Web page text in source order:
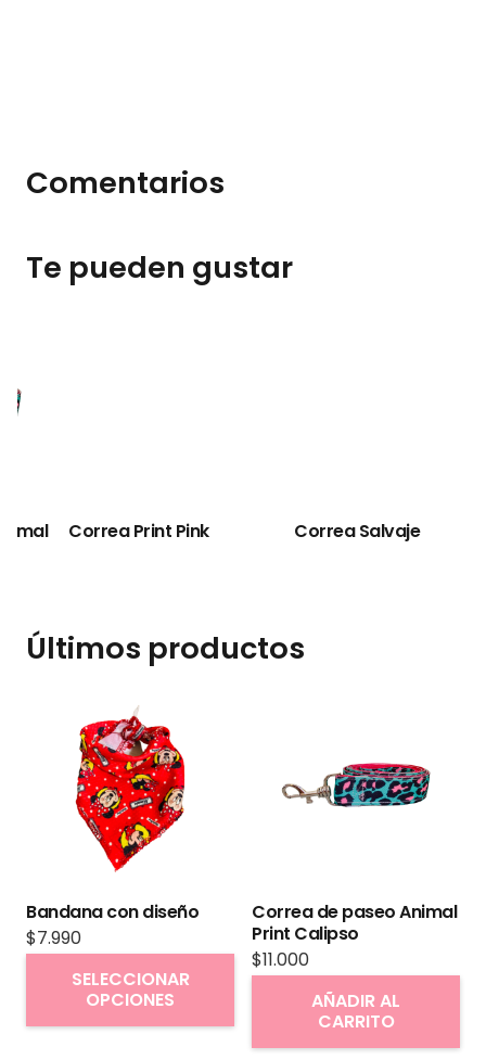
Comentarios
Te pueden gustar
Correa Print Pink Correa Salvaje
Últimos productos
Bandana con diseño
$7.990
SELECCIONAR
OPCIONES
Este
producto
tiene
Correa de paseo Animal
Print Calipso
$11.000
AÑADIR AL
CARRITO